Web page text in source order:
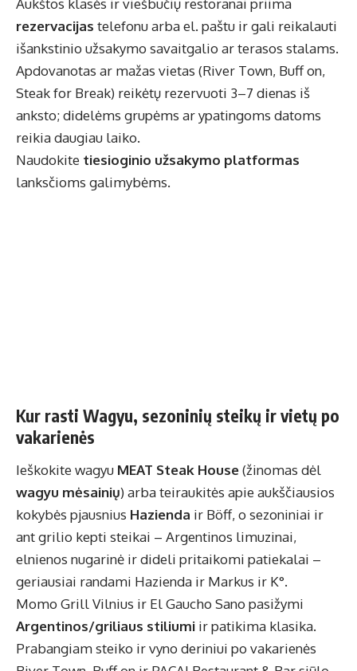
Aukštos klasės ir viešbučių restoranai priima
rezervacijas telefonu arba el. paštu ir gali reikalauti
išankstinio užsakymo savaitgalio ar terasos stalams.
Apdovanotas ar mažas vietas (River Town, Buff on,
Steak for Break) reikėtų rezervuoti 3–7 dienas iš
anksto; didelėms grupėms ar ypatingoms datoms
reikia daugiau laiko.
Naudokite tiesioginio užsakymo platformas
lanksčioms galimybėms.
Kur rasti Wagyu, sezoninių steikų ir vietų po
vakarienės
Ieškokite wagyu MEAT Steak House(žinomas dėl
wagyu mėsainių) arba teiraukitės apie aukščiausios
kokybės pjausnius Hazienda ir Böff, o sezoniniai ir
ant grilio kepti steikai – Argentinos limuzinai,
elnienos nugarinė ir dideli pritaikomi patiekalai –
geriausiai randami Hazienda ir Markus ir K°.
Momo Grill Vilnius ir El Gaucho Sano pasižymi
Argentinos/griliaus stiliumi ir patikima klasika.
Prabangiam steiko ir vyno deriniui po vakarienės